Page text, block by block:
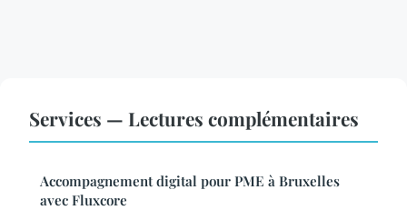
Services — Lectures complémentaires
Accompagnement digital pour PME à Bruxelles
avec Fluxcore